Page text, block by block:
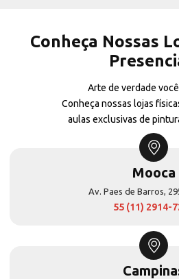
Conheça Nossas
Arte de verdade
Conheça nossas lojas
aulas exclusivas de
Mooca
Av. Paes de Barros,
55 (11) 2914-